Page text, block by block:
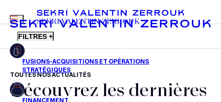
FR EN
MENU
SEKRI VALENTIN ZERROUK
FILTRES +
Fusions-acquisitions et opérations stratégiques
TOUTES NOS ACTUALITÉS
Découvrez les dernières